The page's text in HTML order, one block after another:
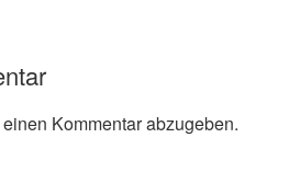
Kommentar abzugeben.